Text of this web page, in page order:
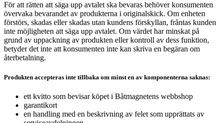
För att rätten att säga upp avtalet ska bevaras behöver konsumenten
övervaka bevarandet av produkterna i originalskick. Om enheten
förstörs, skadas eller skadas utan kundens förskyllan, fråntas kunden
inte möjligheten att säga upp avtalet. Om värdet har minskat på
grund av uppackning av produkten eller kontroll av dess funktion,
betyder det inte att konsumenten inte kan skriva en begäran om
återbetalning.
Produkten accepteras inte tillbaka om minst en av komponenterna saknas:
ett kvitto som bevisar köpet i Båtmagnetens webbshop
garantikort
en handling med en beskrivning av felet som upprättats av